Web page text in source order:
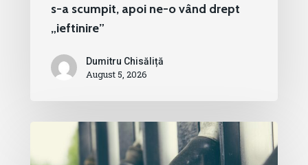
s-a scumpit, apoi ne-o vând drept
„ieftinire”
Dumitru Chisăliță
August 5, 2026